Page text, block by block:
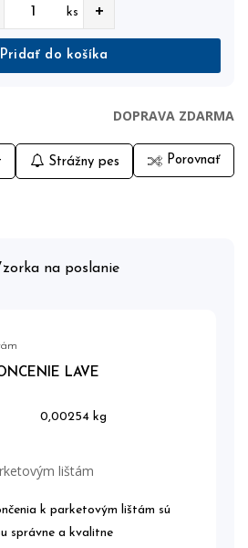
ks +
Pridať do košíka
DOPRAVA ZDARMA
Strážny pes Porovnať
na poslanie
LAVE
0,00254 kg
lištám
k parketovým lištám sú
správne a kvalitne